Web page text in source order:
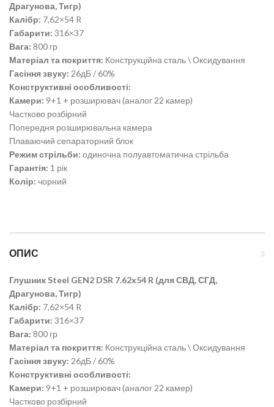
Драгунова, Тигр)
Калібр: 7,62×54 R
Габарити: 316×37
Вага: 800 гр
Матеріал та покриття: Конструкційна сталь \ Оксидування
Гасіння звуку: 26дБ / 60%
Конструктивні особливості:
Камери: 9+1 + розширювач (аналог 22 камер)
Частково розбірний
Попередня розширювальна камера
Плаваючий сепараторний блок
Режим стрільби: одиночна полуавтоматична стрільба
Гарантія: 1 рік
Колір: чорний
ОПИС
Глушник Steel GEN2 DSR 7.62х54 R (для СВД, СГД,
Драгунова, Тигр)
Калібр: 7,62×54 R
Габарити: 316×37
Вага: 800 гр
Матеріал та покриття: Конструкційна сталь \ Оксидування
Гасіння звуку: 26дБ / 60%
Конструктивні особливості:
Камери: 9+1 + розширювач (аналог 22 камер)
Частково розбірний